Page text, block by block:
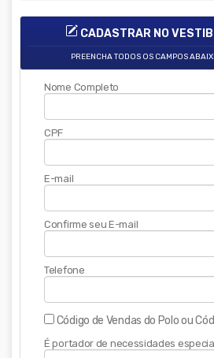
CADASTRAR NO
PREENCHA TODOS OS CAMPOS
Nome Completo
CPF
E-mail
Confirme seu E-mail
Telefone
Código de Vendas do Polo ou
É portador de necessidades